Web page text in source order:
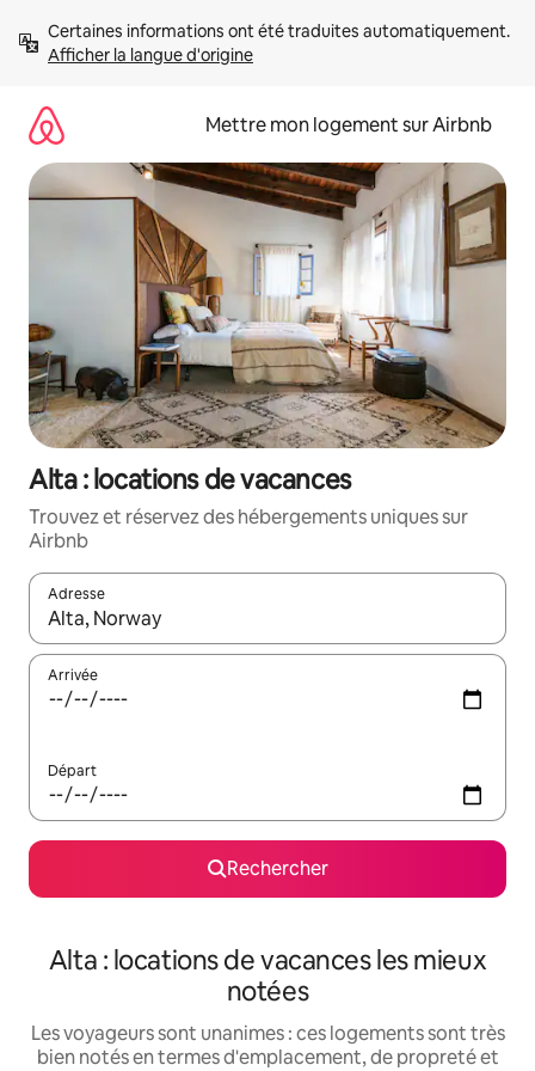
directement
Afficher la langue d'origine
Mettre mon logement sur Airbnb
Alta : locations de vacances
Trouvez et réservez des hébergements uniques sur
Airbnb
Adresse
Lorsque les résultats s'affichent, utilisez les flèches vers le
Arrivée
Départ
Rechercher
Alta : locations de vacances les mieux
notées
Les voyageurs sont unanimes : ces logements sont très
bien notés en termes d'emplacement, de propreté et